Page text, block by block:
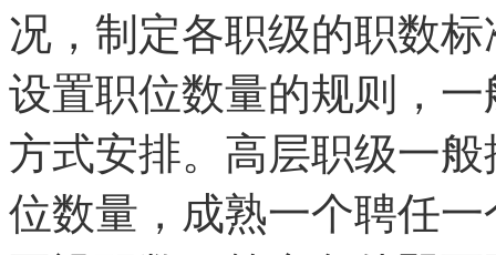
况，制定各职级的职数
设置职位数量的规则，
方式安排。高层职级一
位数量，成熟一个聘任